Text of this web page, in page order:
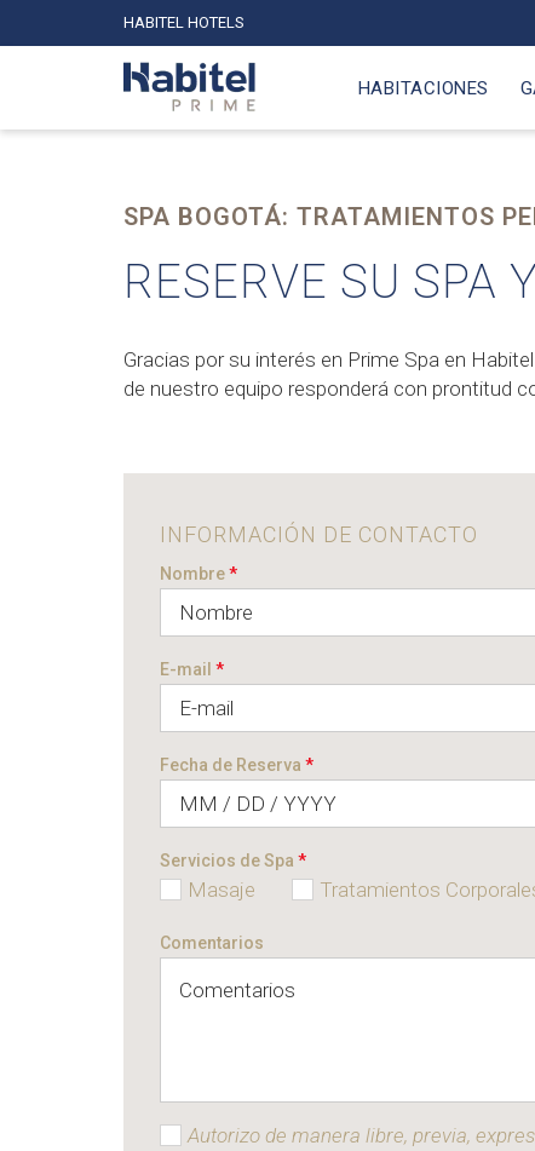
HABITEL HOTELS
HABITACIONES
SPA BOGOTÁ: TRATAMIENTOS
RESERVE SU SPA
Gracias por su interés en Prime Spa en
de nuestro equipo responderá con prontitud
INFORMACIÓN DE CONTACTO
Nombre*
E-mail *
Fecha de Reserva *
Servicios de Spa *
Masaje Tratamientos
Comentarios
Autorizo de manera libre, previa,